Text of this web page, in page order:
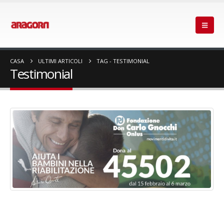
CASA ULTIMI ARTICOLI TAG - TESTIMONIAL
Testimonial